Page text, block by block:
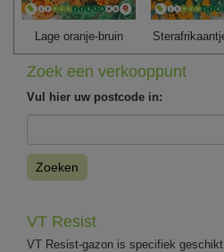
Lage oranje-bruin
Zoek een verkooppunt
Vul hier uw postcode in:
Zoeken
VT Resist
VT Resist-gazon is specifiek